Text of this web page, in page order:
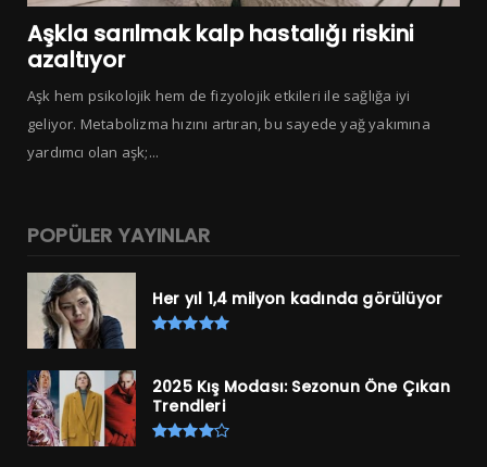
Aşkla sarılmak kalp hastalığı riskini
azaltıyor
Aşk hem psikolojik hem de fizyolojik etkileri ile sağlığa iyi
geliyor. Metabolizma hızını artıran, bu sayede yağ yakımına
yardımcı olan aşk;...
POPÜLER YAYINLAR
Her yıl 1,4 milyon kadında görülüyor
2025 Kış Modası: Sezonun Öne Çıkan
Trendleri